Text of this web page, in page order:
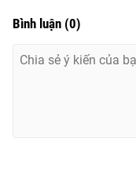
Bình luận (0)